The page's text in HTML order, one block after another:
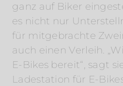
ganz auf Biker
es nicht nur
für mitgebrachte
auch einen Verleih.
E-Bikes bereit“, sagt
Ladestation für E-